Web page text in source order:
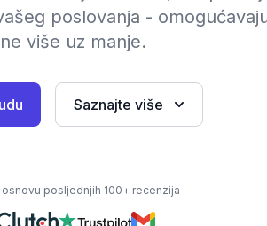
poslovanja -
više uz manje.
Saznajte više
osnovu posljednjih 100+ recenzija